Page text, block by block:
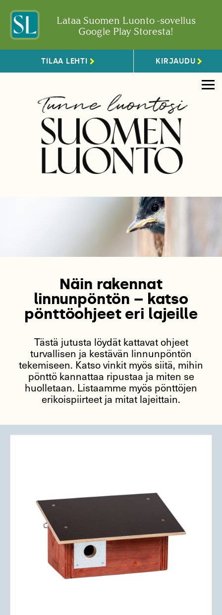
Lataa Suomen Luonto -sovellus
Google Play Storesta!
TILAA LEHTI KIRJAUDU
Näin rakennat
linnunpöntön – katso
pönttöohjeet eri lajeille
Tästä jutusta löydät kattavat ohjeet
turvallisen ja kestävän linnunpöntön
tekemiseen. Katso vinkit myös siitä, mihin
pönttö kannattaa ripustaa ja miten se
huolletaan. Listaamme myös pönttöjen
erikoispiirteet ja mitat lajeittain.